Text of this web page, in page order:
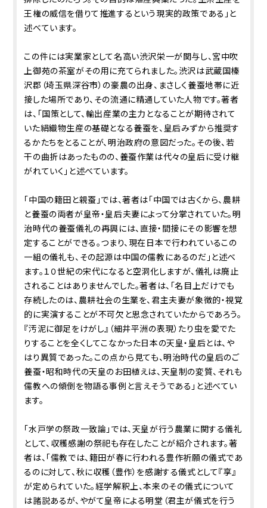
王権の威信を借りて推進するという現実的政策である」と
述べています。
この件には実業家として名高い渋沢栄一が関与し、宮中吹
上御苑の茶室がその用に充てられました。渋沢は武蔵国榛
沢郡（埼玉県深谷市）の豪農の出身、まさしく養蚕地帯に近
接した場所であり、その流通に精通していた人物です。著者
は、「国策として、輸出産業の主力となることが期待されて
いた絹織物生産の基礎となる養蚕を、皇后みずから推奨す
るかたちをとることが、明治政府の意図だった。その後、若
干の曲折はあったものの、養蚕作業は代々の皇后に受け継
がれていく」と述べています。
「中国の籍田と親蚕」では、著者は「中国では古くから、農耕
と養蚕の両者が皇帝・皇后夫妻によって分掌されていた。明
治時代の養蚕儀礼の再興には、直接・間接にその影響を想
定することができる。つまり、現在日本で行われているこの
一組の儀礼も、その起源は中国の儒教にあるのだ」と述べ
ます。１０世紀の宋代になると空洞化しますが、儀礼は廃止
されることはありませんでした。著者は、「名目上だけでも
存続したのは、農耕社会の生業を、君主夫妻が象徴的・視覚
的に実演することが不可欠と思念されていたからであろう。
『汚泥に御足をけがし』（細井平洲の表現）たり虫を愛でた
りすることを全くしてこなかった日本の天皇・皇后とは、や
はり異質であった。この点から見ても、明治時代の皇后のご
養蚕・昭和時代の天皇のお田植えは、天皇制の変質、それも
儒教への傾倒を物語る事例と言えそうである」と述べてい
ます。
「水戸学の祭政一致論」では、天皇が行う農業に関する儀礼
として、収穫感謝の祭祀も存在したことが紹介されます。著
者は、「儒教では、籍田が春に行われる豊作祈願の儀式であ
るのに対して、秋に収穫（豊作）を感謝する儀式として『享』
が定められていた。経学解釈上、本来のその儀式について
は諸説あるが、やがて皇帝による明堂（君主が儀式を行う